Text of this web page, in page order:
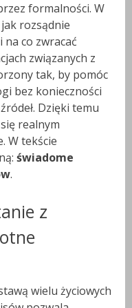
formalności. W
rozsądnie
co zwracać
związanych z
tak, by pomóc
bez konieczności
Dzięki temu
realnym
W tekście
świadome
.
z
wielu życiowych